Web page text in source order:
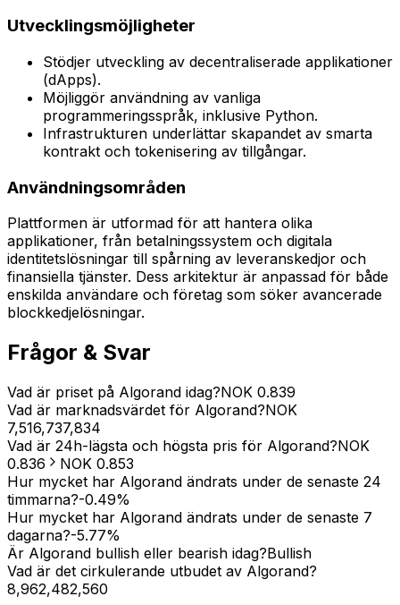
Utvecklingsmöjligheter
Stödjer utveckling av decentraliserade applikationer
(dApps).
Möjliggör användning av vanliga
programmeringsspråk, inklusive Python.
Infrastrukturen underlättar skapandet av smarta
kontrakt och tokenisering av tillgångar.
Användningsområden
Plattformen är utformad för att hantera olika
applikationer, från betalningssystem och digitala
identitetslösningar till spårning av leveranskedjor och
finansiella tjänster. Dess arkitektur är anpassad för både
enskilda användare och företag som söker avancerade
blockkedjelösningar.
Frågor & Svar
Vad är priset på Algorand idag?NOK 0.839
Vad är marknadsvärdet för Algorand?NOK
7,516,737,834
Vad är 24h-lägsta och högsta pris för Algorand?NOK
0.836
NOK 0.853
Hur mycket har Algorand ändrats under de senaste 24
timmarna?-0.49%
Hur mycket har Algorand ändrats under de senaste 7
dagarna?-5.77%
Är Algorand bullish eller bearish idag?Bullish
Vad är det cirkulerande utbudet av Algorand?
8,962,482,560